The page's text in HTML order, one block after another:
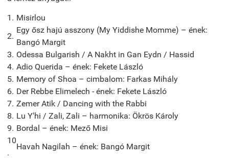
1. Misirlou
2.
Egy ősz hajú asszony (My Yiddishe Momme) – ének:
Bangó Margit
3. Odessa Bulgarish / A Nakht in Gan Eydn / Hassid
4. Adio Querida – ének: Fekete László
5. Memory of Shoa – cimbalom: Farkas Mihály
6. Der Rebbe Elimelech - ének: Fekete László
7. Zemer Atik / Dancing with the Rabbi
8. Lu Y'hi / Zali, Zali – harmonika: Ökrös Károly
9. Bordal – ének: Mező Misi
10
.
Havah Nagilah – ének: Bangó Margit